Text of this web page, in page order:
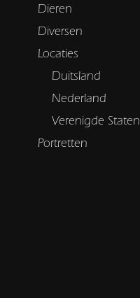
Dieren
Diversen
Locaties
Duitsland
Nederland
Verenigde Staten
Portretten